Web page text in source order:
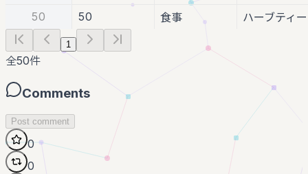
50
50 食事 ハーブティー
1
全50件
Comments
Post comment
0
0